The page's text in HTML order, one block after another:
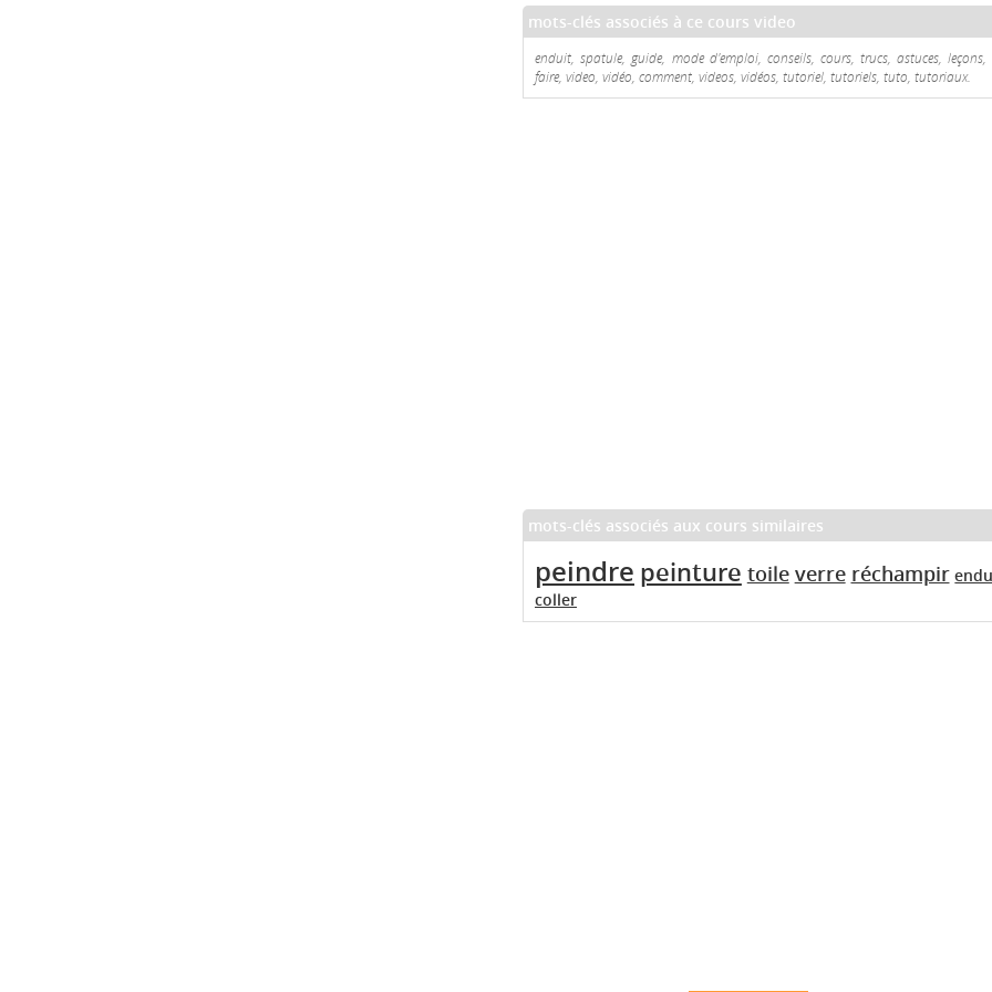
mots-clés associés à ce cours video
enduit, spatule, guide, mode d'emploi, conseils, cours, trucs, astuces,
faire, video, vidéo, comment, videos, vidéos, tutoriel, tutoriels, tuto, tutoriaux.
mots-clés associés aux cours similaires
peindre peinture toile verre réchampir
coller